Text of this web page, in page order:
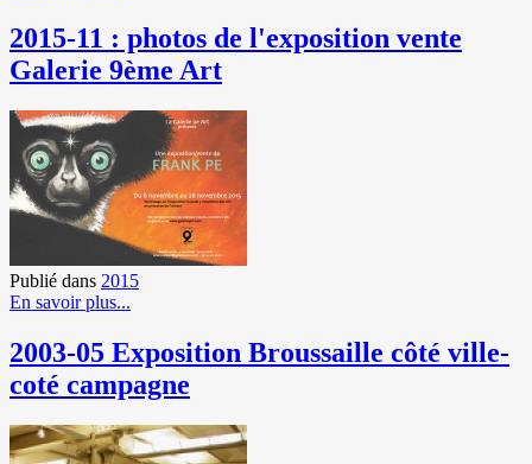
2015-11 : photos de l'exposition vente
Galerie 9ème Art
Publié dans 2015
En savoir plus...
2003-05 Exposition Broussaille côté ville-
coté campagne